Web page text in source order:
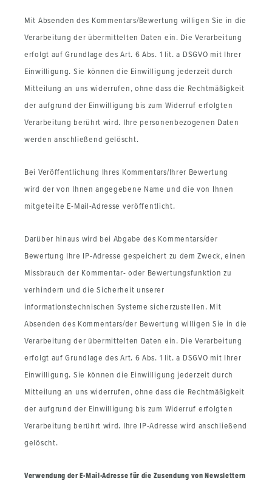
Mit Absenden des Kommentars/Bewertung willigen Sie in die
Verarbeitung der übermittelten Daten ein. Die Verarbeitung
erfolgt auf Grundlage des Art. 6 Abs. 1 lit. a DSGVO mit Ihrer
Einwilligung. Sie können die Einwilligung jederzeit durch
Mitteilung an uns widerrufen, ohne dass die Rechtmäßigkeit
der aufgrund der Einwilligung bis zum Widerruf erfolgten
Verarbeitung berührt wird. Ihre personenbezogenen Daten
werden anschließend gelöscht.
Bei Veröffentlichung Ihres Kommentars/Ihrer Bewertung
wird der von Ihnen angegebene Name und die von Ihnen
mitgeteilte E-Mail-Adresse veröffentlicht.
Darüber hinaus wird bei Abgabe des Kommentars/der
Bewertung Ihre IP-Adresse gespeichert zu dem Zweck, einen
Missbrauch der Kommentar- oder Bewertungsfunktion zu
verhindern und die Sicherheit unserer
informationstechnischen Systeme sicherzustellen. Mit
Absenden des Kommentars/der Bewertung willigen Sie in die
Verarbeitung der übermittelten Daten ein. Die Verarbeitung
erfolgt auf Grundlage des Art. 6 Abs. 1 lit. a DSGVO mit Ihrer
Einwilligung. Sie können die Einwilligung jederzeit durch
Mitteilung an uns widerrufen, ohne dass die Rechtmäßigkeit
der aufgrund der Einwilligung bis zum Widerruf erfolgten
Verarbeitung berührt wird. Ihre IP-Adresse wird anschließend
gelöscht.
Verwendung der E-Mail-Adresse für die Zusendung von Newslettern